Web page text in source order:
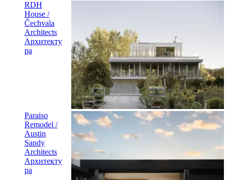
RDH
House /
Čechvala
Architects
Архитекту
ра
Paraiso
Remodel /
Austin
Sandy
Architects
Архитекту
ра